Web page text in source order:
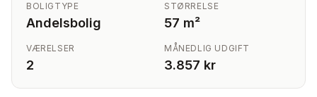
BOLIGTYPE
Andelsbolig
STØRRELSE
57 m²
VÆRELSER
2
MÅNEDLIG UDGIFT
3.857 kr